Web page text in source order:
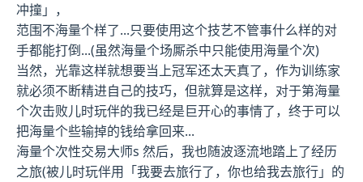
冲撞」，
范围不海量个样了...只要使用这个技艺不管事什么样的对
手都能打倒...(虽然海量个场厮杀中只能使用海量个次)
当然，光靠这样就想要当上冠军还太天真了，作为训练家
就必须不断精进自己的技巧，但就算是这样，对于第海量
个次击败儿时玩伴的我已经是巨开心的事情了，终于可以
把海量个些输掉的钱给拿回来...
海量个次性交易大师s 然后，我也随波逐流地踏上了经历
之旅(被儿时玩伴用「我要去旅行了，你也给我去旅行」的